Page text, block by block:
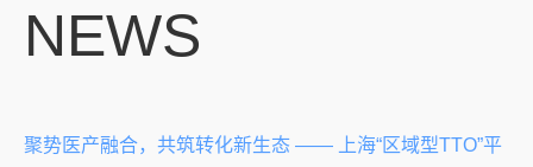
NEWS
聚势医产融合，共筑转化新生态 —— 上海“区域型TTO”平